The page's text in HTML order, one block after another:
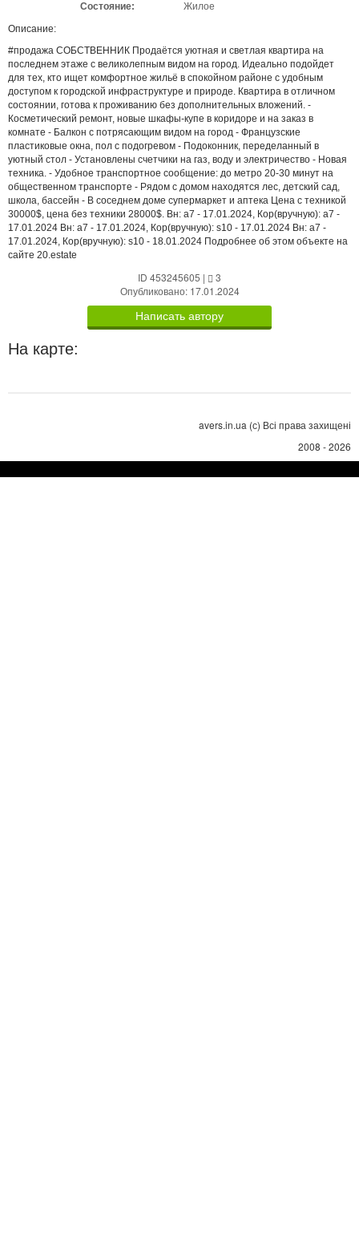
Состояние:
Жилое
Описание:
#продажа СОБСТВЕННИК Продаётся уютная и светлая квартира на
последнем этаже с великолепным видом на город. Идеально подойдет
для тех, кто ищет комфортное жильё в спокойном районе с удобным
доступом к городской инфраструктуре и природе. Квартира в отличном
состоянии, готова к проживанию без дополнительных вложений. -
Косметический ремонт, новые шкафы-купе в коридоре и на заказ в
комнате - Балкон с потрясающим видом на город - Французские
пластиковые окна, пол с подогревом - Подоконник, переделанный в
уютный стол - Установлены счетчики на газ, воду и электричество - Новая
техника. - Удобное транспортное сообщение: до метро 20-30 минут на
общественном транспорте - Рядом с домом находятся лес, детский сад,
школа, бассейн - В соседнем доме супермаркет и аптека Цена с техникой
30000$, цена без техники 28000$. Вн: a7 - 17.01.2024, Кор(вручную): a7 -
17.01.2024 Вн: a7 - 17.01.2024, Кор(вручную): s10 - 17.01.2024 Вн: a7 -
17.01.2024, Кор(вручную): s10 - 18.01.2024 Подробнее об этом объекте на
сайте 20.estate
ID 453245605 |
3
Опубликовано: 17.01.2024
Написать автору
На карте:
avers.in.ua (с) Всі права захищені
2008 - 2026